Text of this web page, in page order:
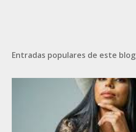
Entradas populares de este blog